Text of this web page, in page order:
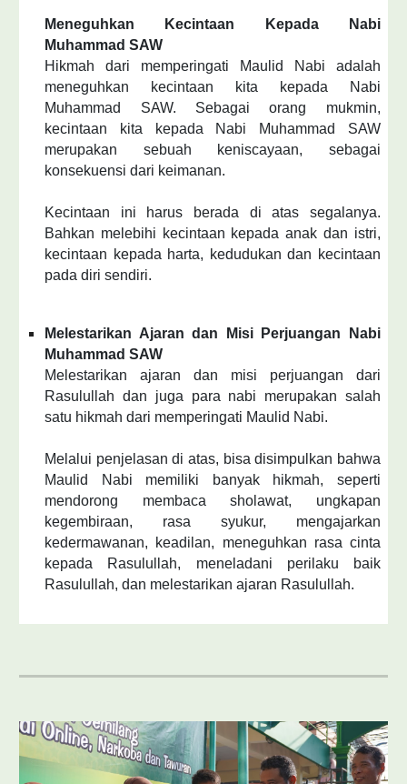
Meneguhkan Kecintaan Kepada Nabi
Muhammad SAW
Hikmah dari memperingati Maulid Nabi adalah
meneguhkan kecintaan kita kepada Nabi
Muhammad SAW. Sebagai orang mukmin,
kecintaan kita kepada Nabi Muhammad SAW
merupakan sebuah keniscayaan, sebagai
konsekuensi dari keimanan.
Kecintaan ini harus berada di atas segalanya.
Bahkan melebihi kecintaan kepada anak dan istri,
kecintaan kepada harta, kedudukan dan kecintaan
pada diri sendiri.
Melestarikan Ajaran dan Misi Perjuangan Nabi
Muhammad SAW
Melestarikan ajaran dan misi perjuangan dari
Rasulullah dan juga para nabi merupakan salah
satu hikmah dari memperingati Maulid Nabi.
Melalui penjelasan di atas, bisa disimpulkan bahwa
Maulid Nabi memiliki banyak hikmah, seperti
mendorong membaca sholawat, ungkapan
kegembiraan, rasa syukur, mengajarkan
kedermawanan, keadilan, meneguhkan rasa cinta
kepada Rasulullah, meneladani perilaku baik
Rasulullah, dan melestarikan ajaran Rasulullah.